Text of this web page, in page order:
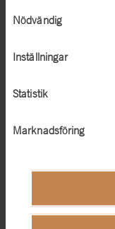
Nödvändig
Inställningar
Statistik
Marknadsföring